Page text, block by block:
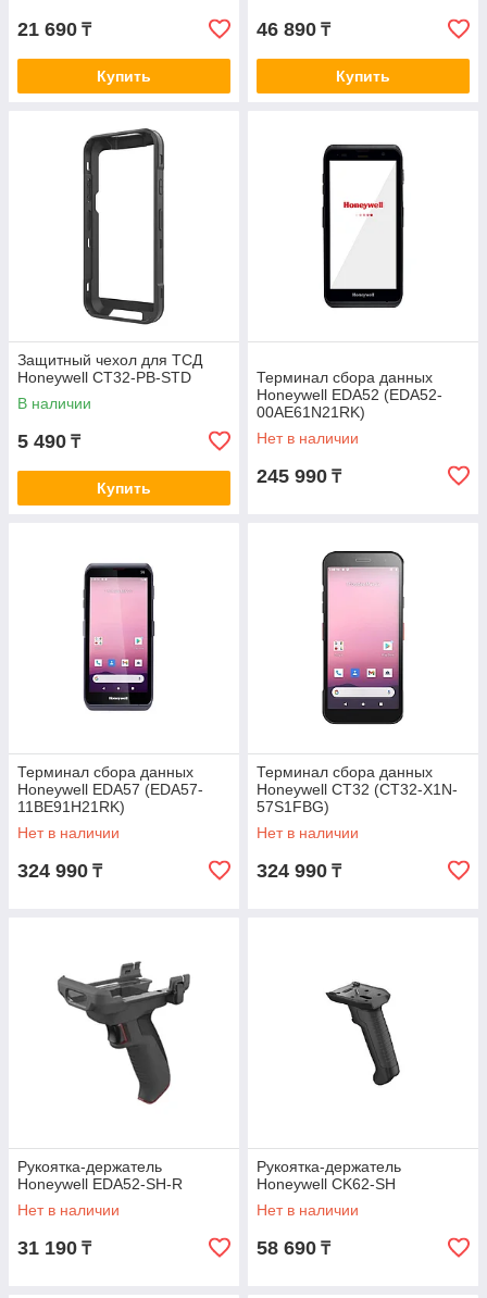
21 690 ₸
Купить
46 890 ₸
Купить
Защитный чехол для ТСД
Honeywell CT32-PB-STD
В наличии
5 490 ₸
Купить
Терминал сбора данных
Honeywell EDA52 (EDA52-
00AE61N21RK)
Нет в наличии
245 990 ₸
Терминал сбора данных
Honeywell EDA57 (EDA57-
11BE91H21RK)
Нет в наличии
324 990 ₸
Терминал сбора данных
Honeywell CT32 (CT32-X1N-
57S1FBG)
Нет в наличии
324 990 ₸
Рукоятка-держатель
Honeywell EDA52-SH-R
Нет в наличии
31 190 ₸
Рукоятка-держатель
Honeywell CK62-SH
Нет в наличии
58 690 ₸